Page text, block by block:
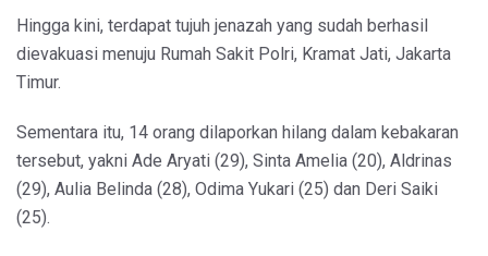
Hingga kini, terdapat tujuh jenazah yang sudah berhasil
dievakuasi menuju Rumah Sakit Polri, Kramat Jati, Jakarta
Timur.
Sementara itu, 14 orang dilaporkan hilang dalam kebakaran
tersebut, yakni Ade Aryati (29), Sinta Amelia (20), Aldrinas
(29), Aulia Belinda (28), Odima Yukari (25) dan Deri Saiki
(25).